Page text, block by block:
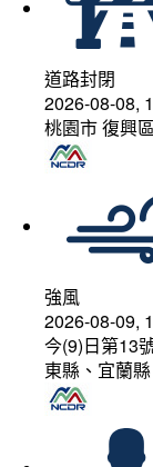
道路封閉
2026-08-08,
桃園市 復興
強風
2026-08-09,
今(9)日第13
東縣、宜蘭